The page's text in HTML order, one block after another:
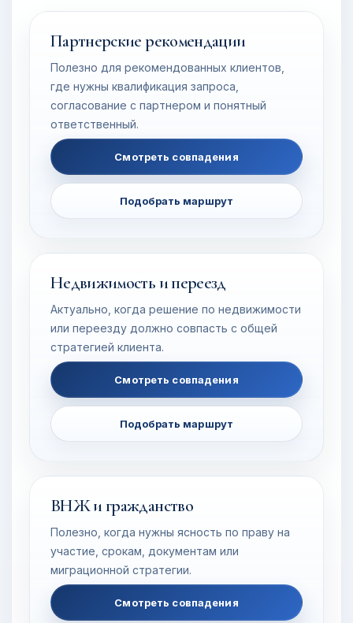
Партнерские рекомендации
Полезно для рекомендованных клиентов,
где нужны квалификация запроса,
согласование с партнером и понятный
ответственный.
Смотреть совпадения
Подобрать маршрут
Недвижимость и переезд
Актуально, когда решение по недвижимости
или переезду должно совпасть с общей
стратегией клиента.
Смотреть совпадения
Подобрать маршрут
ВНЖ и гражданство
Полезно, когда нужны ясность по праву на
участие, срокам, документам или
миграционной стратегии.
Смотреть совпадения